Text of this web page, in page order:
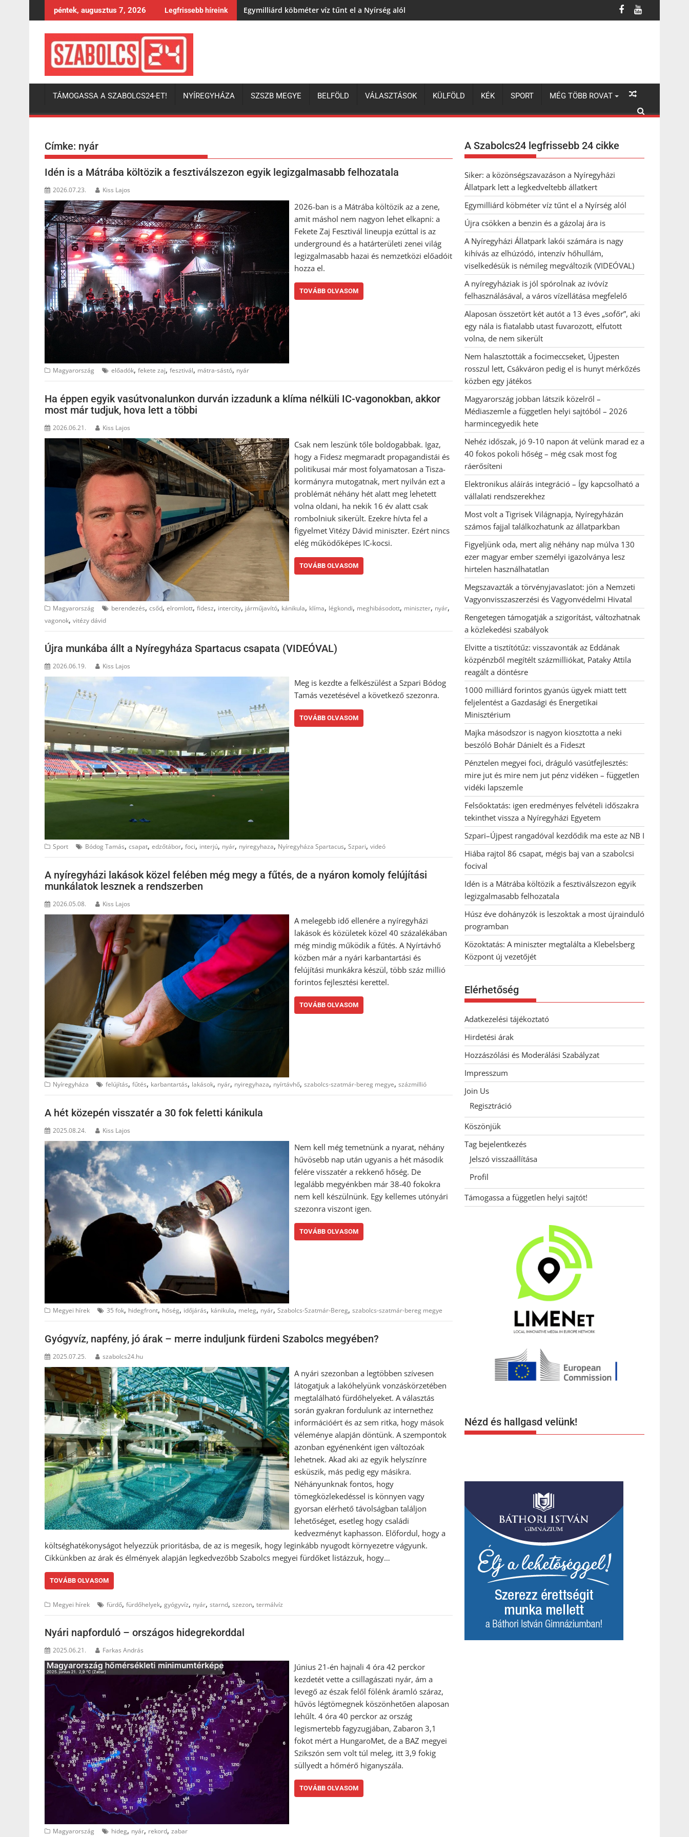
to
péntek, augusztus 7, 2026 Legfrissebb híreink Egymilliárd köbméter víz tűnt el a Nyírség alól
TÁMOGASSA A SZABOLCS24-ET! NYÍREGYHÁZA SZSZB MEGYE BELFÖLD VÁLASZTÁSOK KÜLFÖLD KÉK SPORT MÉG TÖBB ROVAT
Címke: nyár
Idén is a Mátrába költözik a fesztiválszezon egyik legizgalmasabb felhozatala
2026.07.23. Kiss Lajos
2026-ban is a Mátrába költözik az a zene,
amit máshol nem nagyon lehet elkapni: a
Fekete Zaj Fesztivál lineupja ezúttal is az
underground és a határterületi zenei világ
legizgalmasabb hazai és nemzetközi előadóit
hozza el.
TOVÁBB OLVASOM
Magyarország előadók, fekete zaj, fesztivál, mátra-sástó, nyár
Ha éppen egyik vasútvonalunkon durván izzadunk a klíma nélküli IC-vagonokban, akkor
most már tudjuk, hova lett a többi
2026.06.21. Kiss Lajos
Csak nem leszünk tőle boldogabbak. Igaz,
hogy a Fidesz megmaradt propagandistái és
politikusai már most folyamatosan a Tisza-
kormányra mutogatnak, mert nyilván ezt a
problémát néhány hét alatt meg lehetett
volna oldani, ha nekik 16 év alatt csak
rombolniuk sikerült. Ezekre hívta fel a
figyelmet Vitézy Dávid miniszter. Ezért nincs
elég működőképes IC-kocsi.
TOVÁBB OLVASOM
Magyarország berendezés, csőd, elromlott, fidesz, intercity, járműjavító, kánikula, klíma, légkondi, meghibásodott, miniszter, nyár,
vagonok, vitézy dávid
Újra munkába állt a Nyíregyháza Spartacus csapata (VIDEÓVAL)
2026.06.19. Kiss Lajos
Meg is kezdte a felkészülést a Szpari Bódog
Tamás vezetésével a következő szezonra.
TOVÁBB OLVASOM
Sport Bódog Tamás, csapat, edzőtábor, foci, interjú, nyár, nyiregyhaza, Nyíregyháza Spartacus, Szpari, videó
A nyíregyházi lakások közel felében még megy a fűtés, de a nyáron komoly felújítási
munkálatok lesznek a rendszerben
2026.05.08. Kiss Lajos
A melegebb idő ellenére a nyíregyházi
lakások és közületek közel 40 százalékában
még mindig működik a fűtés. A Nyírtávhő
közben már a nyári karbantartási és
felújítási munkákra készül, több száz millió
forintos fejlesztési kerettel.
TOVÁBB OLVASOM
Nyíregyháza felújítás, fűtés, karbantartás, lakások, nyár, nyiregyhaza, nyírtávhő, szabolcs-szatmár-bereg megye, százmillió
A hét közepén visszatér a 30 fok feletti kánikula
2025.08.24. Kiss Lajos
Nem kell még temetnünk a nyarat, néhány
hűvösebb nap után ugyanis a hét második
felére visszatér a rekkenő hőség. De
legalább megyénkben már 38-40 fokokra
nem kell készülnünk. Egy kellemes utónyári
szezonra viszont igen.
TOVÁBB OLVASOM
Megyei hírek 35 fok, hidegfront, hőség, időjárás, kánikula, meleg, nyár, Szabolcs-Szatmár-Bereg, szabolcs-szatmár-bereg megye
Gyógyvíz, napfény, jó árak – merre induljunk fürdeni Szabolcs megyében?
2025.07.25. szabolcs24.hu
A nyári szezonban a legtöbben szívesen
látogatjuk a lakóhelyünk vonzáskörzetében
megtalálható fürdőhelyeket. A választás
során gyakran fordulunk az internethez
információért és az sem ritka, hogy mások
véleménye alapján döntünk. A szempontok
azonban egyénenként igen változóak
lehetnek. Akad aki az egyik helyszínre
esküszik, más pedig egy másikra.
Néhányunknak fontos, hogy
tömegközlekedéssel is könnyen vagy
gyorsan elérhető távolságban találjon
lehetőséget, esetleg hogy családi
kedvezményt kaphasson. Előfordul, hogy a
költséghatékonyságot helyezzük prioritásba, de az is megesik, hogy leginkább nyugodt környezetre vágyunk.
Cikkünkben az árak és élmények alapján legkedvezőbb Szabolcs megyei fürdőket listázzuk, hogy…
TOVÁBB OLVASOM
Megyei hírek fürdő, fürdőhelyek, gyógyvíz, nyár, starnd, szezon, termálvíz
Nyári napforduló – országos hidegrekorddal
2025.06.21. Farkas András
Június 21-én hajnali 4 óra 42 perckor
kezdetét vette a csillagászati nyár, ám a
levegő az észak felől fölénk áramló száraz,
hűvös légtömegnek köszönhetően alaposan
lehűlt. 4 óra 40 perckor az ország
legismertebb fagyzugjában, Zabaron 3,1
fokot mért a HungaroMet, de a BAZ megyei
Szikszón sem volt túl meleg, itt 3,9 fokig
süllyedt a hőmérő higanyszála.
TOVÁBB OLVASOM
Magyarország hideg, nyár, rekord, zabar
A Szabolcs24 legfrissebb 24 cikke
Siker: a közönségszavazáson a Nyíregyházi
Állatpark lett a legkedveltebb állatkert
Egymilliárd köbméter víz tűnt el a Nyírség alól
Újra csökken a benzin és a gázolaj ára is
A Nyíregyházi Állatpark lakói számára is nagy
kihívás az elhúzódó, intenzív hőhullám,
viselkedésük is némileg megváltozik (VIDEÓVAL)
A nyíregyháziak is jól spórolnak az ivóvíz
felhasználásával, a város vízellátása megfelelő
Alaposan összetört két autót a 13 éves „sofőr”, aki
egy nála is fiatalabb utast fuvarozott, elfutott
volna, de nem sikerült
Nem halasztották a focimeccseket, Újpesten
rosszul lett, Csákváron pedig el is hunyt mérkőzés
közben egy játékos
Magyarország jobban látszik közelről –
Médiaszemle a független helyi sajtóból – 2026
harmincegyedik hete
Nehéz időszak, jó 9-10 napon át velünk marad ez a
40 fokos pokoli hőség – még csak most fog
ráerősíteni
Elektronikus aláírás integráció – Így kapcsolható a
vállalati rendszerekhez
Most volt a Tigrisek Világnapja, Nyíregyházán
számos fajjal találkozhatunk az állatparkban
Figyeljünk oda, mert alig néhány nap múlva 130
ezer magyar ember személyi igazolványa lesz
hirtelen használhatatlan
Megszavazták a törvényjavaslatot: jön a Nemzeti
Vagyonvisszaszerzési és Vagyonvédelmi Hivatal
Rengetegen támogatják a szigorítást, változhatnak
a közlekedési szabályok
Elvitte a tisztítótűz: visszavonták az Eddának
közpénzből megítélt százmilliókat, Pataky Attila
reagált a döntésre
1000 milliárd forintos gyanús ügyek miatt tett
feljelentést a Gazdasági és Energetikai
Minisztérium
Majka másodszor is nagyon kiosztotta a neki
beszóló Bohár Dánielt és a Fideszt
Pénztelen megyei foci, dráguló vasútfejlesztés:
mire jut és mire nem jut pénz vidéken – független
vidéki lapszemle
Felsőoktatás: igen eredményes felvételi időszakra
tekinthet vissza a Nyíregyházi Egyetem
Szpari–Újpest rangadóval kezdődik ma este az NB I
Hiába rajtol 86 csapat, mégis baj van a szabolcsi
focival
Idén is a Mátrába költözik a fesztiválszezon egyik
legizgalmasabb felhozatala
Húsz éve dohányzók is leszoktak a most újrainduló
programban
Közoktatás: A miniszter megtalálta a Klebelsberg
Központ új vezetőjét
Elérhetőség
Adatkezelési tájékoztató
Hirdetési árak
Hozzászólási és Moderálási Szabályzat
Impresszum
Join Us
Regisztráció
Köszönjük
Tag bejelentkezés
Jelszó visszaállítása
Profil
Támogassa a független helyi sajtót!
Nézd és hallgasd velünk!